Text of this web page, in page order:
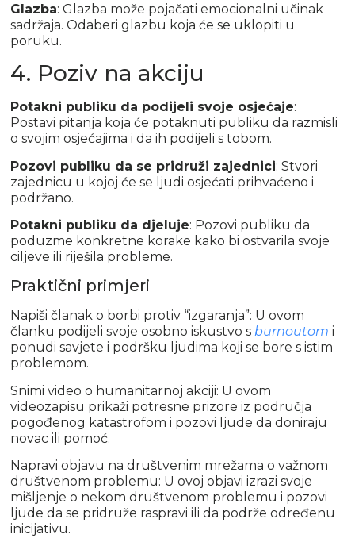
Glazba: Glazba može pojačati emocionalni učinak
sadržaja. Odaberi glazbu koja će se uklopiti u
poruku.
4. Poziv na akciju
Potakni publiku da podijeli svoje osjećaje:
Postavi pitanja koja će potaknuti publiku da razmisli
o svojim osjećajima i da ih podijeli s tobom.
Pozovi publiku da se pridruži zajednici: Stvori
zajednicu u kojoj će se ljudi osjećati prihvaćeno i
podržano.
Potakni publiku da djeluje: Pozovi publiku da
poduzme konkretne korake kako bi ostvarila svoje
ciljeve ili riješila probleme.
Praktični primjeri
Napiši članak o borbi protiv “izgaranja”: U ovom
članku podijeli svoje osobno iskustvo sburnoutom i
ponudi savjete i podršku ljudima koji se bore s istim
problemom.
Snimi video o humanitarnoj akciji: U ovom
videozapisu prikaži potresne prizore iz područja
pogođenog katastrofom i pozovi ljude da doniraju
novac ili pomoć.
Napravi objavu na društvenim mrežama o važnom
društvenom problemu: U ovoj objavi izrazi svoje
mišljenje o nekom društvenom problemu i pozovi
ljude da se pridruže raspravi ili da podrže određenu
inicijativu.